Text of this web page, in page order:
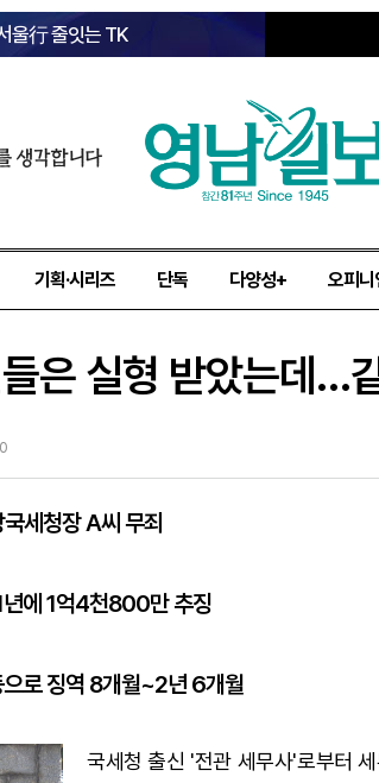
울行 줄잇는 TK
생각합니다
기획·시리즈 단독 다양성+ 오피니
은 실형 받았는데…
세청장 A씨 무죄
년에 1억4천800만 추징
로 징역 8개월~2년 6개월
국세청 출신 '전관 세무사'로부터